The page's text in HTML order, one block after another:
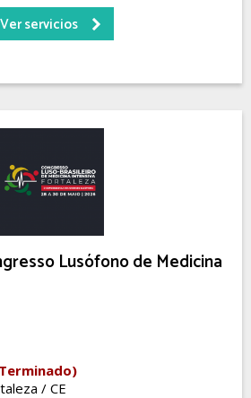
Ver servicios
Lusófono de Medicina
/ CE